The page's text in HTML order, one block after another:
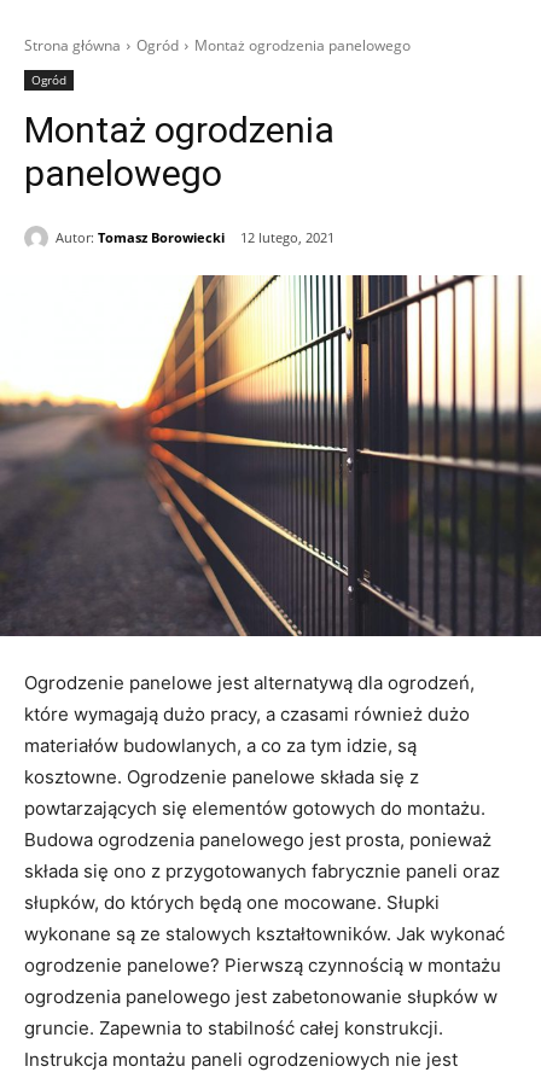
Strona główna Ogród Montaż ogrodzenia panelowego
Ogród
Montaż ogrodzenia
panelowego
Autor: Tomasz Borowiecki 12 lutego, 2021
Ogrodzenie panelowe jest alternatywą dla ogrodzeń,
które wymagają dużo pracy, a czasami również dużo
materiałów budowlanych, a co za tym idzie, są
kosztowne. Ogrodzenie panelowe składa się z
powtarzających się elementów gotowych do montażu.
Budowa ogrodzenia panelowego jest prosta, ponieważ
składa się ono z przygotowanych fabrycznie paneli oraz
słupków, do których będą one mocowane. Słupki
wykonane są ze stalowych kształtowników. Jak wykonać
ogrodzenie panelowe? Pierwszą czynnością w montażu
ogrodzenia panelowego jest zabetonowanie słupków w
gruncie. Zapewnia to stabilność całej konstrukcji.
Instrukcja montażu paneli ogrodzeniowych nie jest